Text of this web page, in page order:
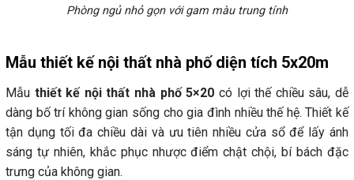
Phòng ngủ nhỏ gọn với gam màu trung tính
Mẫu thiết kế nội thất nhà phố diện tích 5x20m
Mẫu thiết kế nội thất nhà phố 5×20 có lợi thế chiều sâu, dễ
dàng bố trí không gian sống cho gia đình nhiều thế hệ. Thiết kế
tận dụng tối đa chiều dài và ưu tiên nhiều cửa sổ để lấy ánh
sáng tự nhiên, khắc phục nhược điểm chật chội, bí bách đặc
trưng của không gian.